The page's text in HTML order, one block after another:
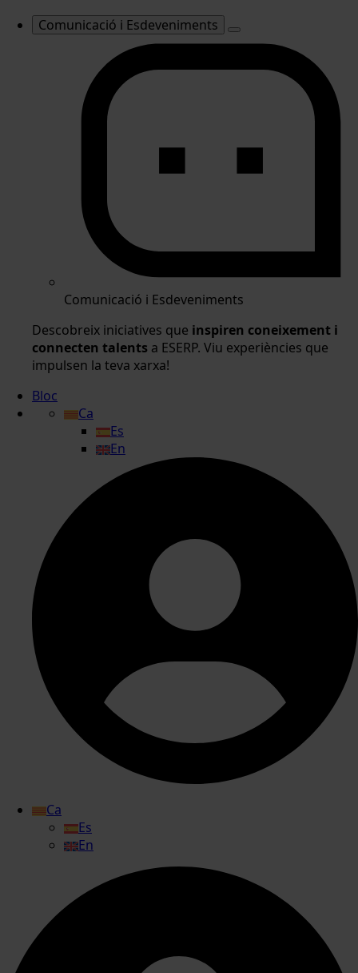
Comunicació i Esdeveniments
Comunicació i Esdeveniments
Descobreix iniciatives que inspiren coneixement i
connecten talents a ESERP. Viu experiències que
impulsen la teva xarxa!
Bloc
Ca
Es
En
Ca
Es
En